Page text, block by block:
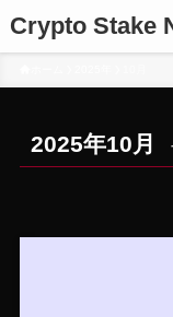
Crypto Stake
2025年10月